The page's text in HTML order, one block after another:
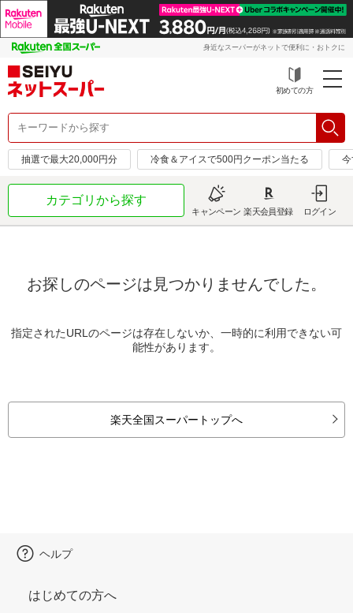
身近なスーパーがネットで便利に・おトクに
初めての方
抽選で最大20,000円分 冷食＆アイスで500円クーポン当たる
カテゴリから探す
キャンペーン 楽天会員登録 ログイン
お探しのページは見つかりませんでした。
指定されたURLのページは存在しないか、一時的に利用できない可
能性があります。
楽天全国スーパートップへ
ヘルプ
はじめての方へ